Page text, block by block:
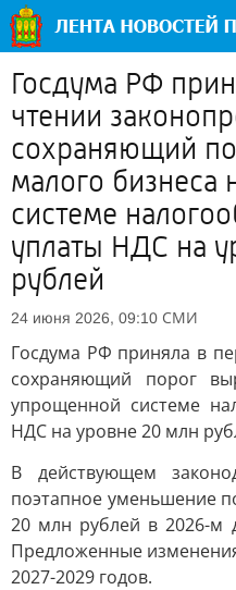
Госдума РФ
чтении
сохраняющий
малого бизнеса
системе
уплаты НДС на
рублей
24 июня 2026, 09:10 СМИ
Госдума РФ приняла в
сохраняющий порог
упрощенной системе
НДС на уровне 20 млн
В действующем
поэтапное уменьшение
20 млн рублей в 2026-м
Предложенные
2027-2029 годов.